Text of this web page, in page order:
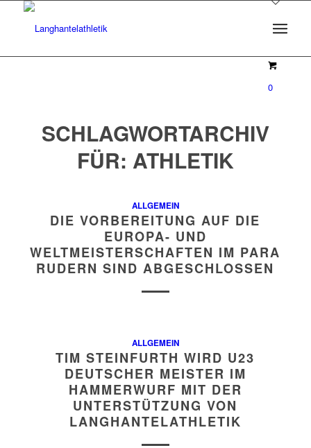
0
SCHLAGWORTARCHIV
FÜR: ATHLETIK
ALLGEMEIN
DIE VORBEREITUNG AUF DIE
EUROPA- UND
WELTMEISTERSCHAFTEN IM PARA
RUDERN SIND ABGESCHLOSSEN
ALLGEMEIN
TIM STEINFURTH WIRD U23
DEUTSCHER MEISTER IM
HAMMERWURF MIT DER
UNTERSTÜTZUNG VON
LANGHANTELATHLETIK